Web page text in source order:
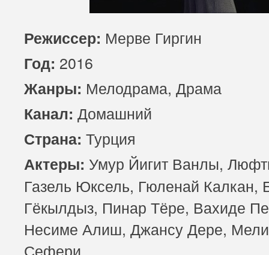
Режиссер: Мерве Гиргин
Год: 2016
Жанры: Мелодрама, Драма
Канал: Домашний
Страна: Турция
Актеры: Умур Йигит Ванлы,
Газель Юксель, Гюленай Калкан,
Гёкылдыз, Пинар Тёре, Вахиде
Несиме Алиш, Джансу Дере,
Сефери